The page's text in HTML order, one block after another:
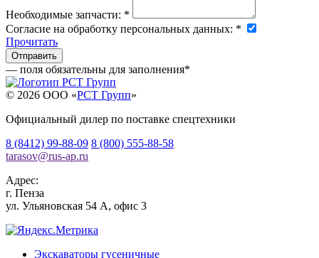
Необходимые запчасти: *
Согласие на обработку персональных данных: *
Прочитать
— поля обязательны для заполнения*
© 2026 OOO «РСТ Групп»
Официальный дилер по поставке спецтехники
8 (8412) 99-88-09 8 (800) 555-88-58
tarasov@rus-ap.ru
Адрес:
г. Пенза
ул. Ульяновская 54 А, офис 3
Экскаваторы гусеничные